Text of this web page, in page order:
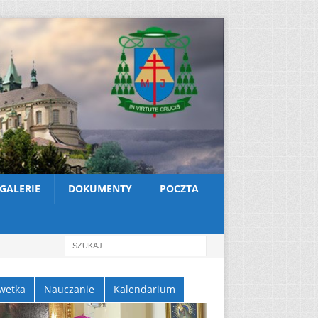
GALERIE DOKUMENTY POCZTA
Nauczanie Kalendarium